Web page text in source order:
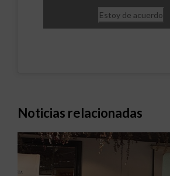
Estoy de acuerdo
Noticias relacionadas